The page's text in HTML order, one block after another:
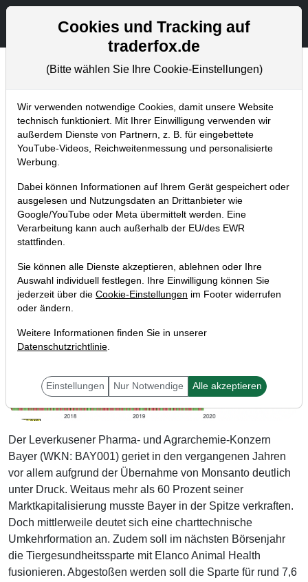
Aktien- und Artikelsuche
Chartanalysen
Home Blog Chartanalysen
Chartanalyse Bayer: darum ist die
Aktie einer meiner Favoriten für
2020!
13.12.2019 um 18:29 Uhr | P. Uhlschmied
Der Leverkusener Pharma- und Agrarchemie-Konzern
Bayer (WKN: BAY001) geriet in den vergangenen Jahren
vor allem aufgrund der Übernahme von Monsanto deutlich
unter Druck. Weitaus mehr als 60 Prozent seiner
Marktkapitalisierung musste Bayer in der Spitze verkraften.
Doch mittlerweile deutet sich eine charttechnische
Umkehrformation an. Zudem soll im nächsten Börsenjahr
die Tiergesundheitssparte mit Elanco Animal Health
fusionieren. Abgestoßen werden soll die Sparte für rund 7,6
Cookies und Tracking auf
traderfox.de
(Bitte wählen Sie Ihre Cookie-Einstellungen)
Wir verwenden notwendige Cookies, damit unsere Website
technisch funktioniert. Mit Ihrer Einwilligung verwenden wir
außerdem Dienste von Partnern, z. B. für eingebettete
YouTube-Videos, Reichweitenmessung und personalisierte
Werbung.
Dabei können Informationen auf Ihrem Gerät gespeichert oder
ausgelesen und Nutzungsdaten an Drittanbieter wie
Google/YouTube oder Meta übermittelt werden. Eine
Verarbeitung kann auch außerhalb der EU/des EWR
stattfinden.
Sie können alle Dienste akzeptieren, ablehnen oder Ihre
Auswahl individuell festlegen. Ihre Einwilligung können Sie
jederzeit über die Cookie-Einstellungen im Footer widerrufen
oder ändern.
Weitere Informationen finden Sie in unserer
Datenschutzrichtlinie.
Einstellungen Nur Notwendige Alle akzeptieren